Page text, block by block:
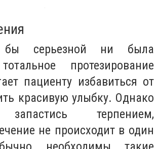
бы серьезной ни была
протезирование
пациенту избавиться от
красивую улыбку. Однако
запастись терпением,
не происходит в один